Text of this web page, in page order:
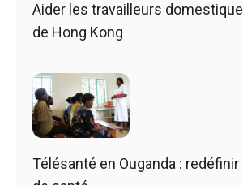
Aider les travailleurs
de Hong Kong
Télésanté en Ouganda :